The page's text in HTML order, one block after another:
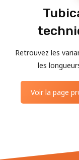
Retrouvez les
les
Voir la page